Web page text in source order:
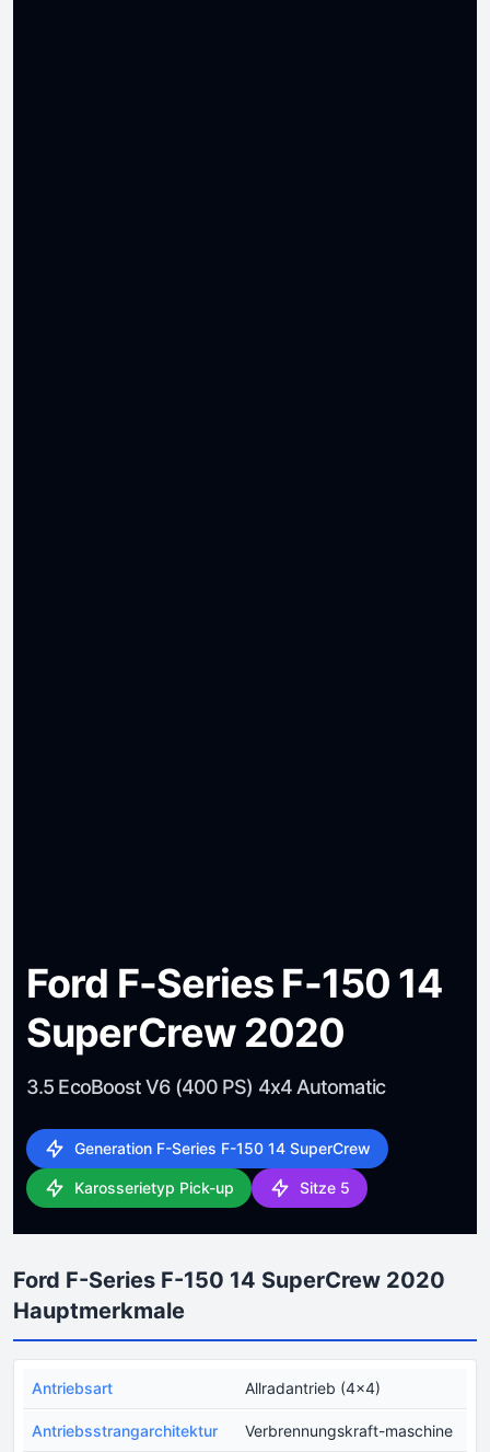
Ford F-Series F-150 14
SuperCrew 2020
3.5 EcoBoost V6 (400 PS) 4x4 Automatic
Generation F-Series F-150 14 SuperCrew
Karosserietyp Pick-up Sitze 5
Ford F-Series F-150 14 SuperCrew 2020
Hauptmerkmale
Antriebsart Allradantrieb (4x4)
Antriebsstrangarchitektur Verbrennungskraft-maschine